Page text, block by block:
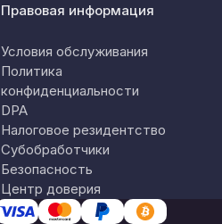
Правовая информация
Условия обслуживания
Политика
конфиденциальности
DPA
Налоговое резидентство
Субобработчики
Безопасность
Центр доверия